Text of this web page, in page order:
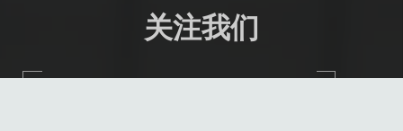
关注我们